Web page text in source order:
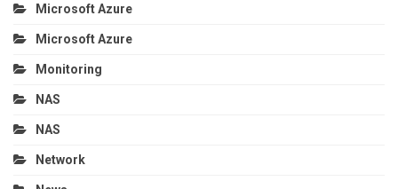
Microsoft Azure
Microsoft Azure
Monitoring
NAS
NAS
Network